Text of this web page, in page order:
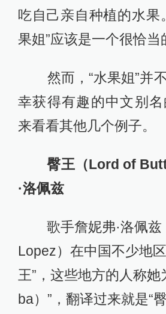
吃自己亲自种植的水果
果姐”应该是一个很恰当
然而，“水果姐”并不
幸获得有趣的中文别名
来看看其他几个例子。
臀王（Lord of
·洛佩兹
歌手詹妮弗·洛佩兹
Lopez）在中国不少地
王”，这些地方的人称她
ba）”，翻译过来就是“